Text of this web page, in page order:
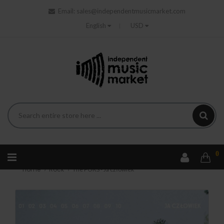
Email:
sales@independentmusicmarket.com
English
USD
0
Home Rock The POKS - Ja człowiek